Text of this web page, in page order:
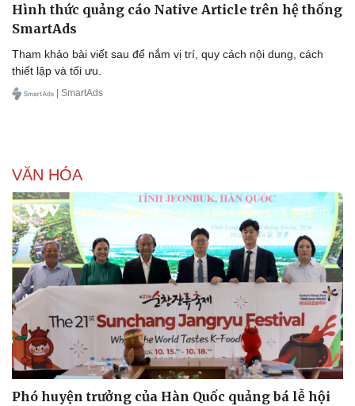
Giá cà phê
Hình thức quảng cáo Native Article trên hệ thống
SmartAds
Tham khảo bài viết sau để nắm vị trí, quy cách nội dung, cách
thiết lập và tối ưu.
| SmartAds
VĂN HÓA
Phó huyện trưởng của Hàn Quốc quảng bá lễ hội